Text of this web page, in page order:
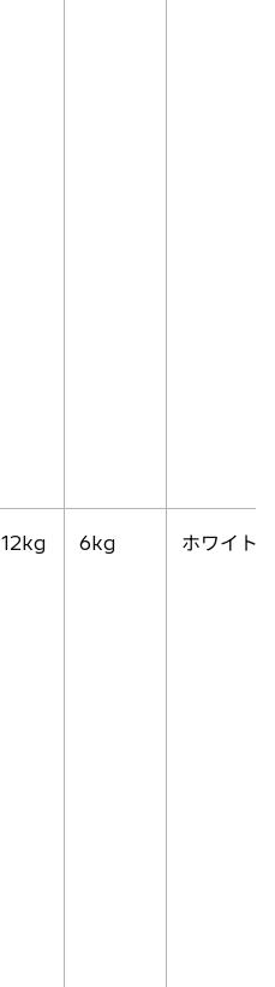
12kg 6kg ホワイト